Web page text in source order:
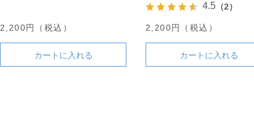
2,200円（税込）
カートに入れる
4.5 （2）
2,200円（税込）
カートに入れる